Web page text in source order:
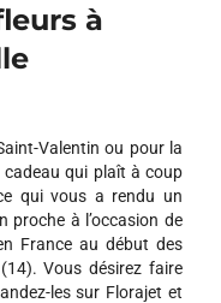
à
Valentin ou pour la
cadeau qui plaît à coup
qui vous a rendu un
proche à l’occasion de
France au début des
Vous désirez faire
les sur Florajet et